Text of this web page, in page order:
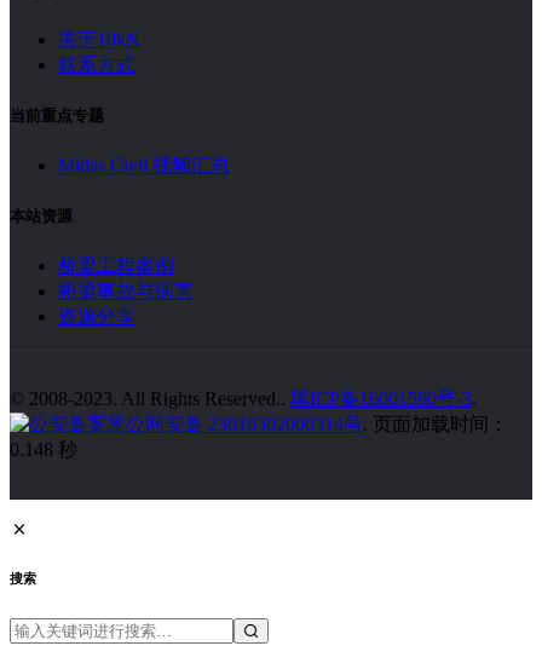
关于10kN
联系方式
当前重点专题
Midas Civil 视频汇总
本站资源
桥梁工程案例
桥梁事故与病害
资源分享
© 2008-2023. All Rights Reserved.. 黑ICP备16001590号-3.
黑公网安备 23010302000314号. 页面加载时间：
0.148 秒
搜索